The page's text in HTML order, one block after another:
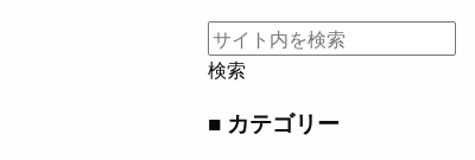
検索
■ カテゴリー